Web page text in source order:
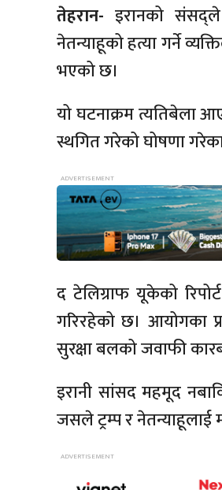
तेहरान- इरानको संसद्ले
नेतन्याहूको हत्या गर्ने
भएको छ।
यो घटनाक्रम त्यतिबेला
स्थगित गरेको घोषणा
द टेलिग्राफ यूकेको
गरिरहेको छ। आयोगका
सुरक्षा बलको जवाफी
इरानी सांसद महमूद
जसले ट्रम्प र नेतन्याहूलाई